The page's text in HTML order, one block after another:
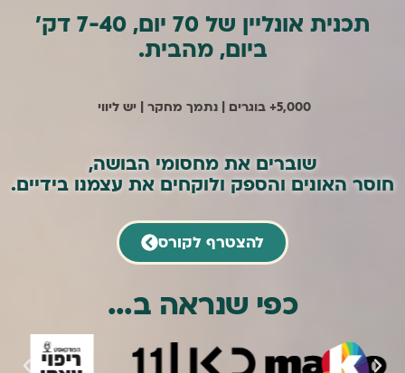
תכנית אונליין של 70 יום, 7-40 דק׳
ביום, מהבית.
5,000+ בוגרים | נתמך מחקר | יש ליווי
שוברים את מחסומי הבושה,
חוסר האונים והספק ולוקחים את עצמנו בידיים.
להצטרף לקורס
כפי שנראה ב...